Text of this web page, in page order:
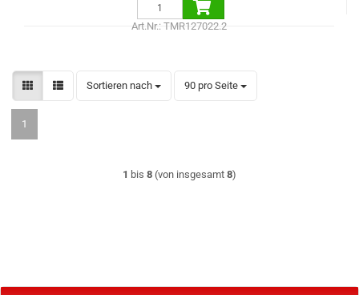
Art.Nr.: TMR127022.2
Sortieren nach
Sortieren nach 90 pro Seite
pro Seite
1
1 bis 8 (von insgesamt 8)